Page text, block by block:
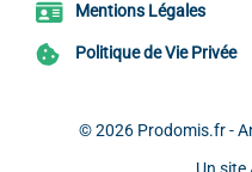
Mentions Légales
Politique de Vie Privée
© 2026 Prodomis.fr -